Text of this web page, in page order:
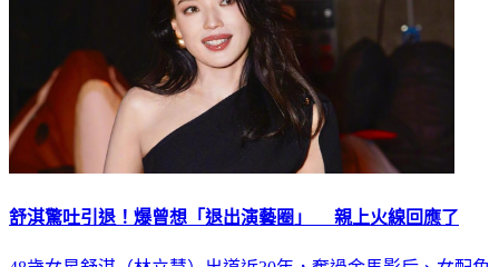
舒淇驚吐引退！爆曾想「退出演藝圈」 親上火線回應了